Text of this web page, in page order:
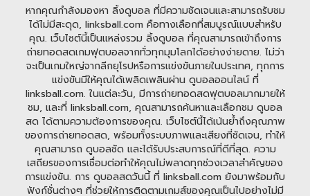
หากคุณกำลังมองหา ลิ้งดูบอล ที่มีความชัดเจนและสามารถรับชม
ได้ไม่มีสะดุด, linksball.com คือทางเลือกที่สมบูรณ์แบบสำหรับ
คุณ. เว็บไซต์นี้เป็นแหล่งรวม ลิ้งดูบอล ที่คุณสามารถเข้าถึงการ
ถ่ายทอดสดเกมฟุตบอลจากทั่วทุกมุมโลกได้อย่างง่ายดาย. ไม่ว่า
จะเป็นเกมใหญ่จากลีกยุโรปหรือการแข่งขันภายในประเทศ, ทุกการ
แข่งขันมีให้คุณได้เพลิดเพลินผ่าน ดูบอลออนไลน์ ที่
linksball.com. ในแต่ละวัน, มีการถ่ายทอดสดฟุตบอลมากมายให้
ชม, และที่ linksball.com, คุณสามารถค้นหาและเลือกชม ดูบอล
สด ได้ตามความต้องการของคุณ. เว็บไซต์นี้ได้เน้นย้ำถึงคุณภาพ
ของการถ่ายทอดสด, พร้อมทั้งระบบภาพและเสียงที่ชัดเจน, ทำให้
คุณสามารถ ดูบอลชัด และได้รับประสบการณ์ที่ดีที่สุด. ความ
เสถียรของการเชื่อมต่อทำให้คุณไม่พลาดทุกช่วงเวลาสำคัญของ
การแข่งขัน. การ ดูบอลสดวันนี้ ที่ linksball.com ยังมาพร้อมกับ
ฟังก์ชั่นต่างๆ ที่ช่วยให้การติดตามเกมส์ของคุณเป็นไปอย่างไม่มี